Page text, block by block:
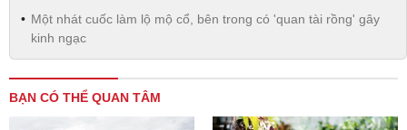
Một nhát cuốc làm lộ mộ cổ, bên trong có 'quan tài rồng' gây
kinh ngạc
BẠN CÓ THỂ QUAN TÂM